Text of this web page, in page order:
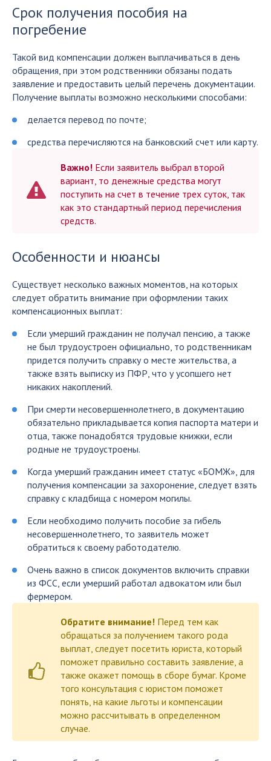
Срок получения пособия на
погребение
Такой вид компенсации должен выплачиваться в день
обращения, при этом родственники обязаны подать
заявление и предоставить целый перечень документации.
Получение выплаты возможно несколькими способами:
делается перевод по почте;
средства перечисляются на банковский счет или карту.
Важно! Если заявитель выбрал второй
вариант, то денежные средства могут
поступить на счет в течение трех суток, так
как это стандартный период перечисления
средств.
Особенности и нюансы
Существует несколько важных моментов, на которых
следует обратить внимание при оформлении таких
компенсационных выплат:
Если умерший гражданин не получал пенсию, а также
не был трудоустроен официально, то родственникам
придется получить справку о месте жительства, а
также взять выписку из ПФР, что у усопшего нет
никаких накоплений.
При смерти несовершеннолетнего, в документацию
обязательно прикладывается копия паспорта матери и
отца, также понадобятся трудовые книжки, если
родные не трудоустроены.
Когда умерший гражданин имеет статус «БОМЖ», для
получения компенсации за захоронение, следует взять
справку с кладбища с номером могилы.
Если необходимо получить пособие за гибель
несовершеннолетнего, то заявитель может
обратиться к своему работодателю.
Очень важно в список документов включить справки
из ФСС, если умерший работал адвокатом или был
фермером.
Обратите внимание! Перед тем как
обращаться за получением такого рода
выплат, следует посетить юриста, который
поможет правильно составить заявление, а
также окажет помощь в сборе бумаг. Кроме
того консультация с юристом поможет
понять, на какие льготы и компенсации
можно рассчитывать в определенном
случае.